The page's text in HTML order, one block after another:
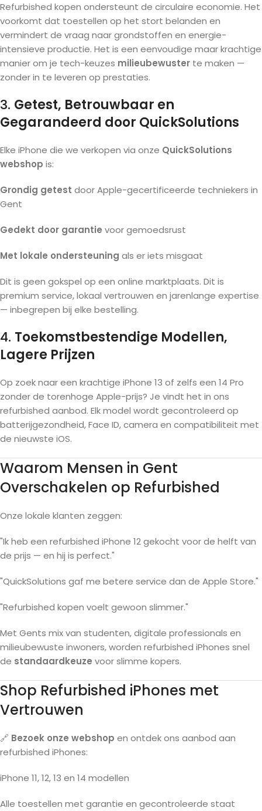
Refurbished kopen ondersteunt de circulaire economie. Het
voorkomt dat toestellen op het stort belanden en
vermindert de vraag naar grondstoffen en energie-
intensieve productie. Het is een eenvoudige maar krachtige
manier om je tech-keuzes milieubewuster te maken —
zonder in te leveren op prestaties.
3. Getest, Betrouwbaar en
Gegarandeerd door QuickSolutions
Elke iPhone die we verkopen via onze QuickSolutions
webshop is:
Grondig getest door Apple-gecertificeerde techniekers in
Gent
Gedekt door garantie voor gemoedsrust
Met lokale ondersteuning als er iets misgaat
Dit is geen gokspel op een online marktplaats. Dit is
premium service, lokaal vertrouwen en jarenlange expertise
— inbegrepen bij elke bestelling.
4. Toekomstbestendige Modellen,
Lagere Prijzen
Op zoek naar een krachtige iPhone 13 of zelfs een 14 Pro
zonder de torenhoge Apple-prijs? Je vindt het in ons
refurbished aanbod. Elk model wordt gecontroleerd op
batterijgezondheid, Face ID, camera en compatibiliteit met
de nieuwste iOS.
Waarom Mensen in Gent
Overschakelen op Refurbished
Onze lokale klanten zeggen:
"Ik heb een refurbished iPhone 12 gekocht voor de helft van
de prijs — en hij is perfect."
"QuickSolutions gaf me betere service dan de Apple Store."
"Refurbished kopen voelt gewoon slimmer."
Met Gents mix van studenten, digitale professionals en
milieubewuste inwoners, worden refurbished iPhones snel
de standaardkeuze voor slimme kopers.
Shop Refurbished iPhones met
Vertrouwen
🔗 Bezoek onze webshop en ontdek ons aanbod aan
refurbished iPhones:
iPhone 11, 12, 13 en 14 modellen
Alle toestellen met garantie en gecontroleerde staat